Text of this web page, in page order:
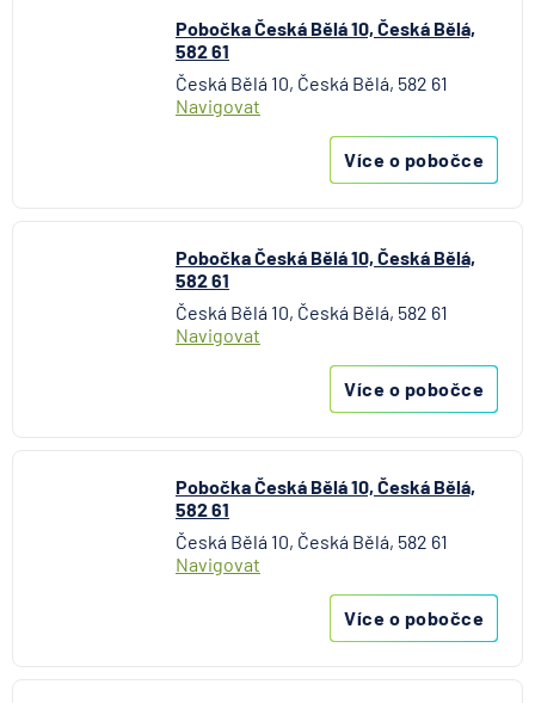
Pobočka Česká Bělá 10, Česká Bělá,
582 61
Česká Bělá 10, Česká Bělá, 582 61
Navigovat
Více o pobočce
Pobočka Česká Bělá 10, Česká Bělá,
582 61
Česká Bělá 10, Česká Bělá, 582 61
Navigovat
Více o pobočce
Pobočka Česká Bělá 10, Česká Bělá,
582 61
Česká Bělá 10, Česká Bělá, 582 61
Navigovat
Více o pobočce